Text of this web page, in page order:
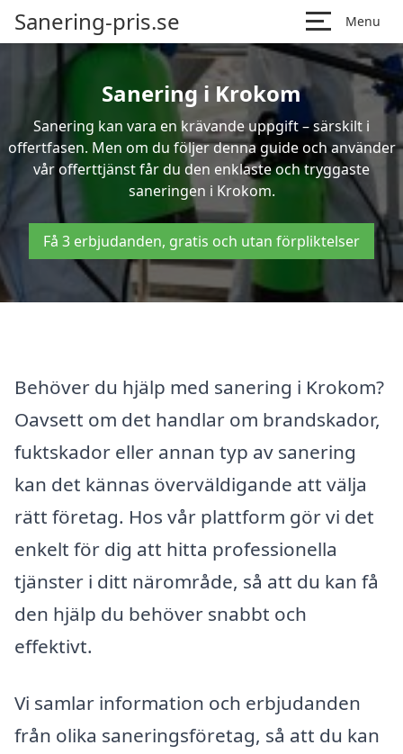
Sanering-pris.se Menu
Sanering i Krokom
Sanering kan vara en krävande uppgift – särskilt i
offertfasen. Men om du följer denna guide och använder
vår offerttjänst får du den enklaste och tryggaste
saneringen i Krokom.
Få 3 erbjudanden, gratis och utan förpliktelser
Behöver du hjälp med sanering i Krokom?
Oavsett om det handlar om brandskador,
fuktskador eller annan typ av sanering
kan det kännas överväldigande att välja
rätt företag. Hos vår plattform gör vi det
enkelt för dig att hitta professionella
tjänster i ditt närområde, så att du kan få
den hjälp du behöver snabbt och
effektivt.
Vi samlar information och erbjudanden
från olika saneringsföretag, så att du kan